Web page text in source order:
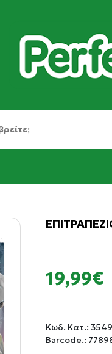
19,99€
Κωδ. Κατ.:
Barcode.: